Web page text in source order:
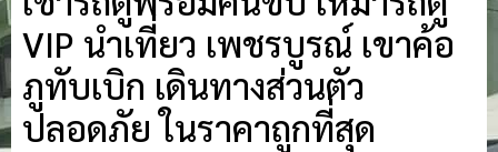
VIP นำเที่ยว เพชรบูรณ์ เขาค้อ
ภูทับเบิก เดินทางส่วนตัว
ปลอดภัย ในราคาถูกที่สุด